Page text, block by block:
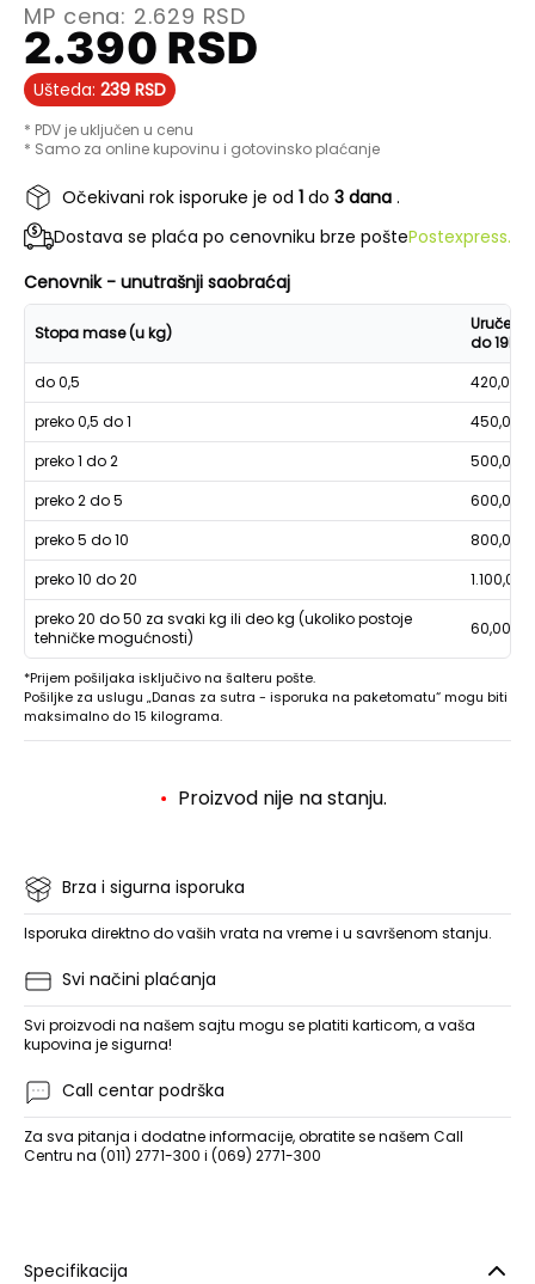
MP cena: 2.629 RSD
2.390 RSD
Ušteda: 239 RSD
* PDV je uključen u cenu
* Samo za online kupovinu i gotovinsko plaćanje
Očekivani rok isporuke je od 1 do 3 dana .
Dostava se plaća po cenovniku brze poštePostexpress.
Cenovnik - unutrašnji saobraćaj
Stopa mase (u kg)
Uručenje
do 19h
do 0,5
420,00
preko 0,5 do 1
450,00
preko 1 do 2
500,00
preko 2 do 5
600,00
preko 5 do 10
800,00
preko 10 do 20
1.100,00
preko 20 do 50 za svaki kg ili deo kg (ukoliko postoje
tehničke mogućnosti)
60,00
*Prijem pošiljaka isključivo na šalteru pošte.
Pošiljke za uslugu „Danas za sutra - isporuka na paketomatu“ mogu biti
maksimalno do 15 kilograma.
Proizvod nije na stanju.
Brza i sigurna isporuka
Isporuka direktno do vaših vrata na vreme i u savršenom stanju.
Svi načini plaćanja
Svi proizvodi na našem sajtu mogu se platiti karticom, a vaša
kupovina je sigurna!
Call centar podrška
Za sva pitanja i dodatne informacije, obratite se našem Call
Centru na (011) 2771-300 i (069) 2771-300
Specifikacija